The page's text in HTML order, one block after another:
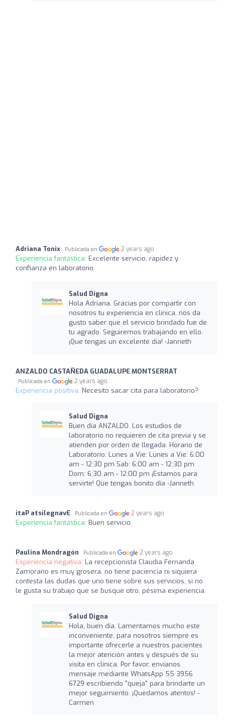
Adriana Tonix Publicada en 2 years ago
Experiencia fantástica: Excelente servicio, rapidez y
confianza en laboratorio.
Salud Digna
Hola Adriana. Gracias por compartir con
nosotros tu experiencia en clínica, nos da
gusto saber que el servicio brindado fue de
tu agrado. Seguiremos trabajando en ello.
¡Que tengas un excelente día! -Janneth
ANZALDO CASTAÑEDA GUADALUPE MONTSERRAT
Publicada en 2 years ago
Experiencia positiva: Necesito sacar cita para laboratorio?
Salud Digna
Buen día ANZALDO. Los estudios de
laboratorio no requieren de cita previa y se
atienden por orden de llegada. Horario de
Laboratorio: Lunes a Vie: Lunes a Vie: 6:00
am - 12:30 pm Sab: 6:00 am - 12:30 pm
Dom: 6:30 am - 12:00 pm ¡Estamos para
servirte! Que tengas bonito día -Janneth
itaP atsilegnavE Publicada en 2 years ago
Experiencia fantástica: Buen servicio.
Paulina Mondragón Publicada en 2 years ago
Experiencia negativa: La recepcionista Claudia Fernanda
Zamorano es muy grosera, no tiene paciencia ni siquiera
contesta las dudas que uno tiene sobre sus servicios, si no
le gusta su trabajo que se busque otro, pésima experiencia.
Salud Digna
Hola, buen día. Lamentamos mucho este
inconveniente, para nosotros siempre es
importante ofrecerle a nuestros pacientes
la mejor atención antes y después de su
visita en clínica. Por favor, envíanos
mensaje mediante WhatsApp 55 3956
6729 escribiendo "queja" para brindarte un
mejor seguimiento. ¡Quedamos atentos! -
Carmen